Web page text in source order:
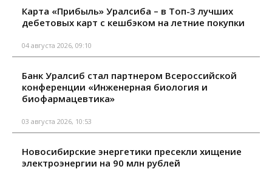
Карта «Прибыль» Уралсиба – в Топ-3 лучших
дебетовых карт с кешбэком на летние покупки
04 августа 2026, 09:10
Банк Уралсиб стал партнером Всероссийской
конференции «Инженерная биология и
биофармацевтика»
03 августа 2026, 10:53
Новосибирские энергетики пресекли хищение
электроэнергии на 90 млн рублей